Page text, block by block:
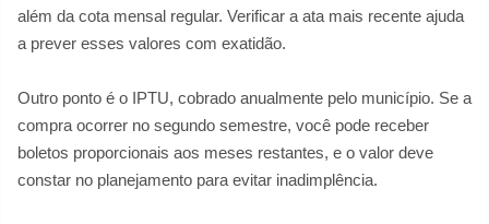
além da cota mensal regular. Verificar a ata mais recente ajuda
a prever esses valores com exatidão.
Outro ponto é o IPTU, cobrado anualmente pelo município. Se a
compra ocorrer no segundo semestre, você pode receber
boletos proporcionais aos meses restantes, e o valor deve
constar no planejamento para evitar inadimplência.